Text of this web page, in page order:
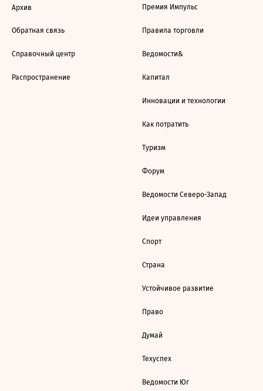
Архив
Обратная связь
Справочный центр
Распространение
Премия Импульс
Правила торговли
Ведомости&
Капитал
Инновации и технологии
Как потратить
Туризм
Форум
Ведомости Северо-Запад
Идеи управления
Спорт
Страна
Устойчивое развитие
Право
Думай
Техуспех
Ведомости Юг